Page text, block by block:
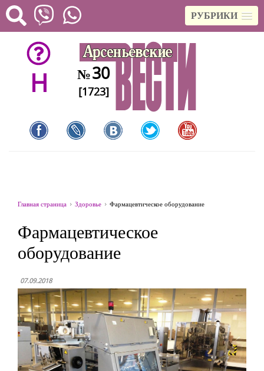
РУБРИКИ
H №30
[1723]
Главная страница Здоровье Фармацевтическое оборудование
Фармацевтическое
оборудование
07.09.2018